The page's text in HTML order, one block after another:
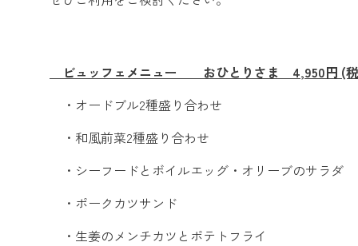
ビュッフェメニュー おひとりさま 4,950
・オードブル2種盛り合わせ
・和風前菜2種盛り合わせ
・シーフードとボイルエッグ・オリーブのサラダ
・ポークカツサンド
・生姜のメンチカツとポテトフライ